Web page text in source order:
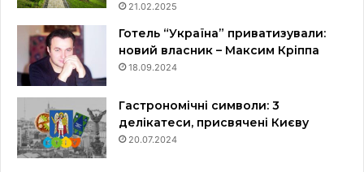
21.02.2025
Готель “Україна” приватизували:
новий власник – Максим Кріппа
18.09.2024
Гастрономічні символи: 3
делікатеси, присвячені Києву
20.07.2024